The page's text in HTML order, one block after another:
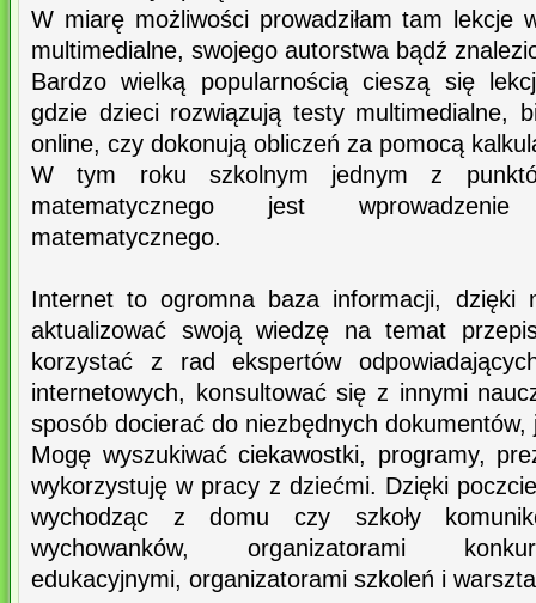
W miarę możliwości prowadziłam tam lekcje
multimedialne, swojego autorstwa bądź
Bardzo wielką popularnością cieszą się
gdzie dzieci rozwiązują testy multimedialne,
online, czy dokonują obliczeń za pomocą
W tym roku szkolnym jednym z
matematycznego jest
matematycznego.
Internet to ogromna baza informacji, dzięki
aktualizować swoją wiedzę na temat
korzystać z rad ekspertów
internetowych, konsultować się z innymi
sposób docierać do niezbędnych
Mogę wyszukiwać ciekawostki, programy,
wykorzystuję w pracy z dziećmi. Dzięki
wychodząc z domu czy szkoły
wychowanków, organizatorami
edukacyjnymi, organizatorami szkoleń i